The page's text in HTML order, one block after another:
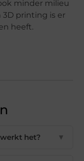
minder milieu
3D printing is er
heeft.
het? ▼